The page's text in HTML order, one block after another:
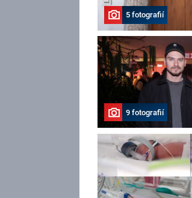
5 fotografií
9 fotografií